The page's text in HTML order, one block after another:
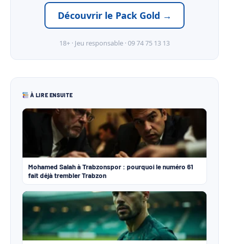
Découvrir le Pack Gold →
18+ · Jeu responsable · 09 74 75 13 13
À LIRE ENSUITE
Mohamed Salah à Trabzonspor : pourquoi le numéro 61
fait déjà trembler Trabzon